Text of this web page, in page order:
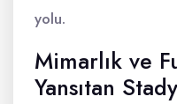
yolu.
Mimarlık ve
Yansıtan